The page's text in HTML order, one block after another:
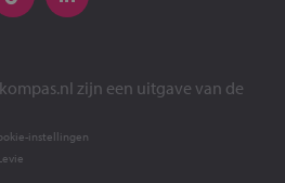
zijn een uitgave van de
instellingen